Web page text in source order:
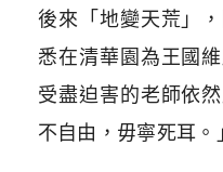
後來「地變天荒」
悉在清華園為王國
受盡迫害的老師依
不自由，毋寧死耳。